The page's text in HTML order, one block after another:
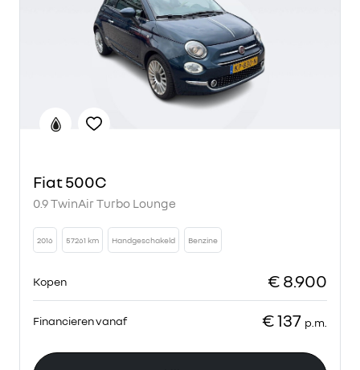
Fiat 500C
0.9 TwinAir Turbo Lounge
2016 57261 km Handgeschakeld Benzine
Kopen € 8.900
Financieren vanaf € 137 p.m.